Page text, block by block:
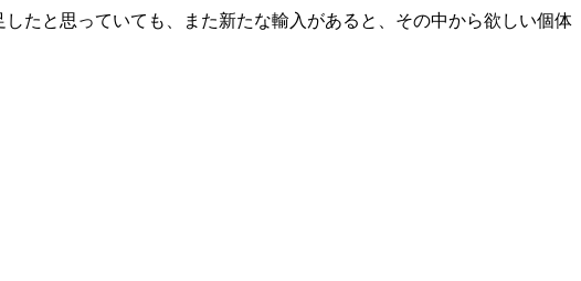
たと思っていても、また新たな輸入があると、その中から欲しい個体